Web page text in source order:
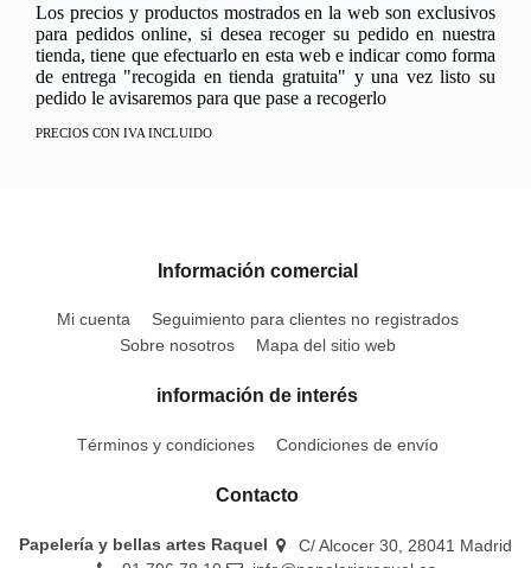
Los precios y productos mostrados en la web son exclusivos
para pedidos online, si desea recoger su pedido en nuestra
tienda, tiene que efectuarlo en esta web e indicar como forma
de entrega "recogida en tienda gratuita" y una vez listo su
pedido le avisaremos para que pase a recogerlo
PRECIOS CON IVA INCLUIDO
Información comercial
Mi cuenta
Seguimiento para clientes no registrados
Sobre nosotros
Mapa del sitio web
información de interés
Términos y condiciones Condiciones de envío
Contacto
Papelería y bellas artes Raquel
C/ Alcocer 30, 28041 Madrid